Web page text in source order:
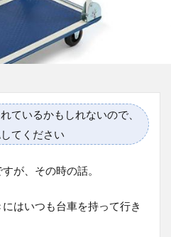
ているかもしれないので、
てください
が、その時の話。
はいつも台車を持って行き